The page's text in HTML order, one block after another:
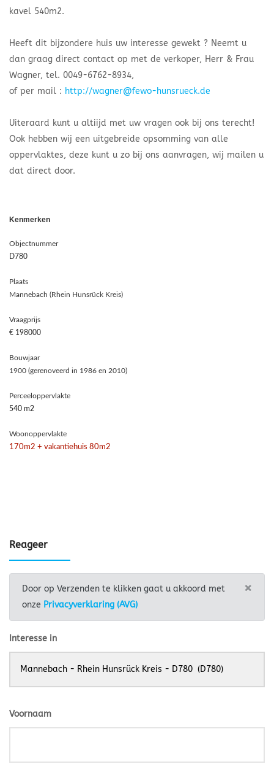
kavel 540m2.
Heeft dit bijzondere huis uw interesse gewekt ? Neemt u
dan graag direct contact op met de verkoper, Herr & Frau
Wagner, tel. 0049-6762-8934,
of per mail : http://wagner@fewo-hunsrueck.de
Uiteraard kunt u altiijd met uw vragen ook bij ons terecht!
Ook hebben wij een uitgebreide opsomming van alle
oppervlaktes, deze kunt u zo bij ons aanvragen, wij mailen u
dat direct door.
Kenmerken
Objectnummer
D780
Plaats
Mannebach (Rhein Hunsrück Kreis)
Vraagprijs
€ 198000
Bouwjaar
1900 (gerenoveerd in 1986 en 2010)
Perceeloppervlakte
540 m2
Woonoppervlakte
170m2 + vakantiehuis 80m2
Reageer
×
Door op Verzenden te klikken gaat u akkoord met
onze Privacyverklaring (AVG)
Interesse in
Voornaam